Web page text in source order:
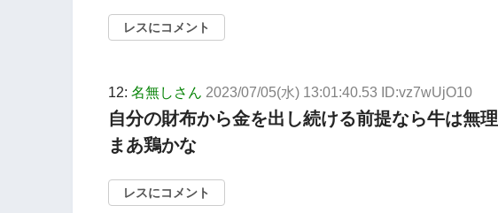
レスにコメント
12: 名無しさん 2023/07/05(水) 13:01:40.53 ID:vz7wUjO10
自分の財布から金を出し続ける前提なら牛は無理
まあ鶏かな
レスにコメント